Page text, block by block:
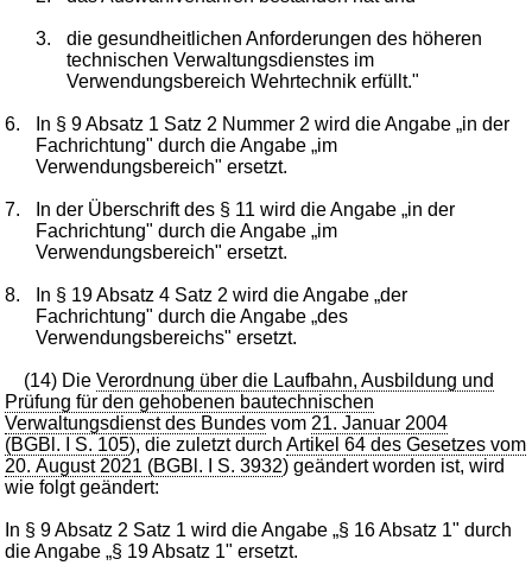
3.
die gesundheitlichen Anforderungen des höheren
technischen Verwaltungsdienstes im
Verwendungsbereich Wehrtechnik erfüllt."
6.
In § 9 Absatz 1 Satz 2 Nummer 2 wird die Angabe „in der
Fachrichtung" durch die Angabe „im
Verwendungsbereich" ersetzt.
7.
In der Überschrift des § 11 wird die Angabe „in der
Fachrichtung" durch die Angabe „im
Verwendungsbereich" ersetzt.
8.
In § 19 Absatz 4 Satz 2 wird die Angabe „der
Fachrichtung" durch die Angabe „des
Verwendungsbereichs" ersetzt.
(14) DieVerordnung über die Laufbahn, Ausbildung und
Prüfung für den gehobenen bautechnischen
Verwaltungsdienst des Bundes vom 21. Januar 2004
(BGBl. I S. 105), die zuletzt durchArtikel 64 des Gesetzes vom
20. August 2021 (BGBl. I S. 3932) geändert worden ist, wird
wie folgt geändert:
In § 9 Absatz 2 Satz 1 wird die Angabe „§ 16 Absatz 1" durch
die Angabe „§ 19 Absatz 1" ersetzt.